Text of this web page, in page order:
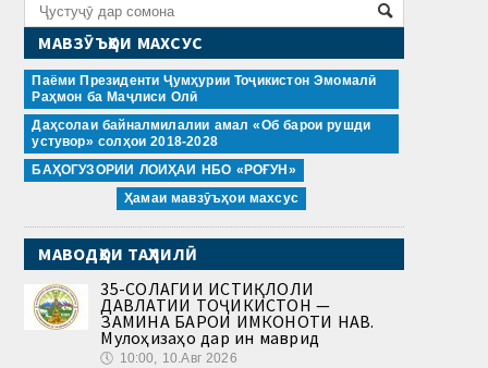
МАВЗӮЪҲОИ МАХСУС
Паёми Президенти Ҷумҳурии Тоҷикистон Эмомалӣ
Раҳмон ба Маҷлиси Олӣ
Даҳсолаи байналмилалии амал «Об барои рушди
устувор» солҳои 2018-2028
БАҲОГУЗОРИИ ЛОИҲАИ НБО «РОҒУН»
Ҳамаи мавзӯъҳои махсус
МАВОДҲОИ ТАҲЛИЛӢ
35-СОЛАГИИ ИСТИҚЛОЛИ
ДАВЛАТИИ ТОҶИКИСТОН —
ЗАМИНА БАРОИ ИМКОНОТИ НАВ.
Мулоҳизаҳо дар ин маврид
🕔 10:00, 10.Авг 2026